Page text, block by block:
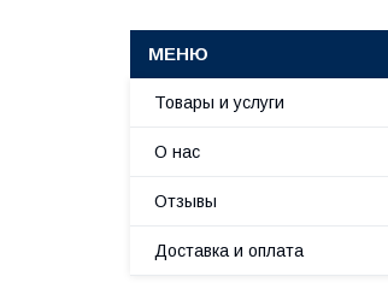
Товары и услуги
О нас
Отзывы
Доставка и оплата